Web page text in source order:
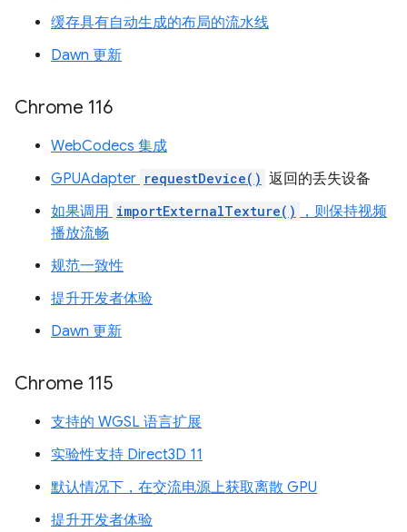
缓存具有自动生成的布局的流水线
Dawn 更新
Chrome 116
WebCodecs 集成
GPUAdapter requestDevice() 返回的丢失设备
如果调用 importExternalTexture()
，则保持视频
播放流畅
规范一致性
提升开发者体验
Dawn 更新
Chrome 115
支持的 WGSL 语言扩展
实验性支持 Direct3D 11
默认情况下，在交流电源上获取离散 GPU
提升开发者体验